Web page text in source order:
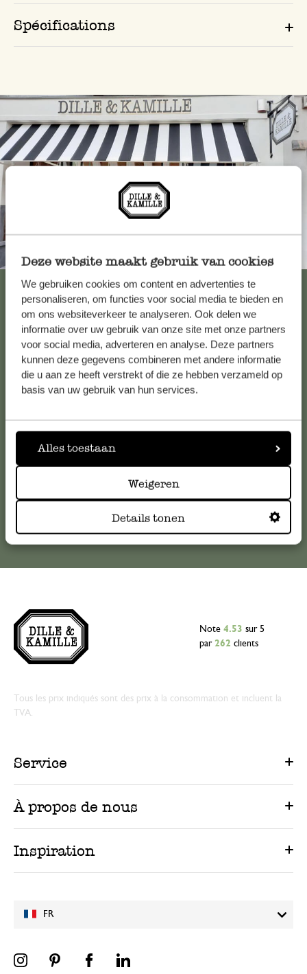
Deze website maakt gebruik van cookies
We gebruiken cookies om content en advertenties te
personaliseren, om functies voor social media te bieden en
om ons websiteverkeer te analyseren. Ook delen we
informatie over uw gebruik van onze site met onze partners
voor social media, adverteren en analyse. Deze partners
kunnen deze gegevens combineren met andere informatie
die u aan ze heeft verstrekt of die ze hebben verzameld op
basis van uw gebruik van hun services.
Alles toestaan
Weigeren
Details tonen
Spécifications
Toujours à proximité
Voir les 62 magasins
Service clientèle
Pour toute question ou demande de conseil ou d’aide,
veuillez contacter notre service clientèle. Ou retrouvez ici
serviceclientele@dille-kamille.com
Service client en ligne
FR
Note 4.53 sur 5
par 262 clients
Tous les prix indiqués sont des prix à la consommation et incluent la
TVA.
Service
À propos de nous
Inspiration